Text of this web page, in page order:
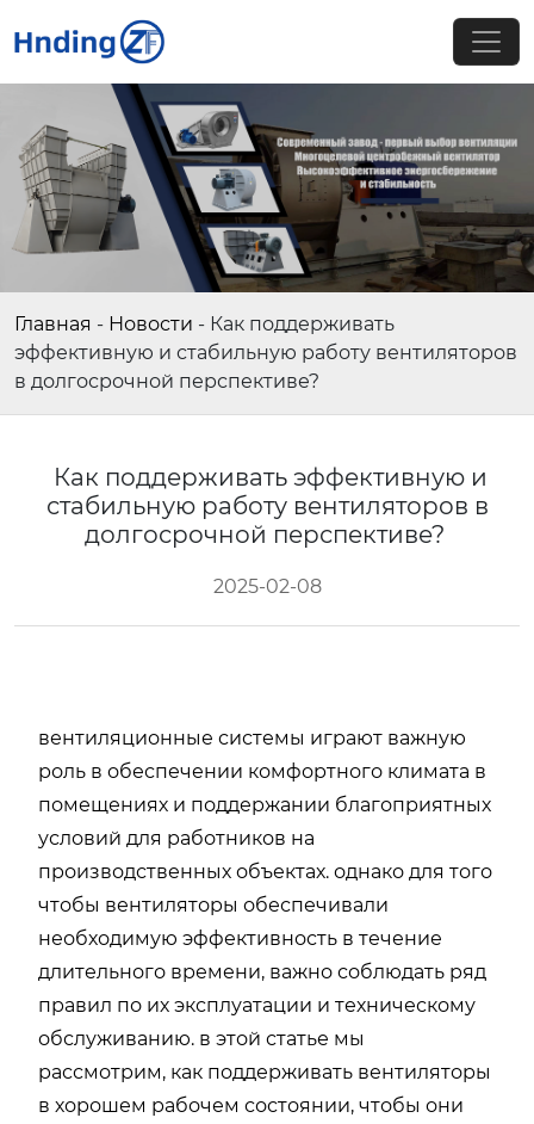
Главная - Новости - Как поддерживать
эффективную и стабильную работу вентиляторов
в долгосрочной перспективе?
Как поддерживать эффективную и
стабильную работу вентиляторов в
долгосрочной перспективе?
2025-02-08
вентиляционные системы играют важную
роль в обеспечении комфортного климата в
помещениях и поддержании благоприятных
условий для работников на
производственных объектах. однако для того
чтобы вентиляторы обеспечивали
необходимую эффективность в течение
длительного времени, важно соблюдать ряд
правил по их эксплуатации и техническому
обслуживанию. в этой статье мы
рассмотрим, как поддерживать вентиляторы
в хорошем рабочем состоянии, чтобы они